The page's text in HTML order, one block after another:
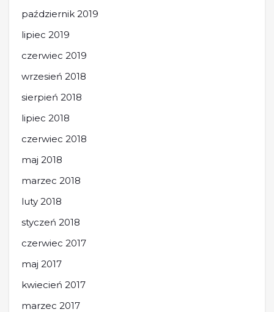
październik 2019
lipiec 2019
czerwiec 2019
wrzesień 2018
sierpień 2018
lipiec 2018
czerwiec 2018
maj 2018
marzec 2018
luty 2018
styczeń 2018
czerwiec 2017
maj 2017
kwiecień 2017
marzec 2017